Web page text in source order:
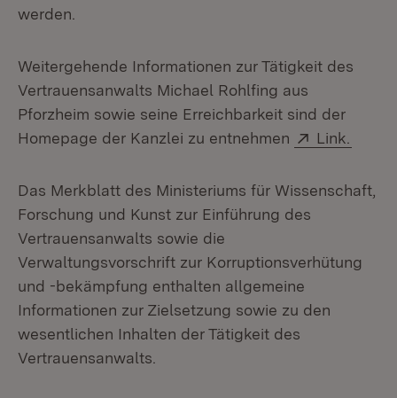
werden.
Weitergehende Informationen zur Tätigkeit des
Vertrauensanwalts Michael Rohlfing aus
Pforzheim sowie seine Erreichbarkeit sind der
Homepage der Kanzlei zu entnehmen
Extern:
Link.
Das Merkblatt des Ministeriums für Wissenschaft,
Forschung und Kunst zur Einführung des
Vertrauensanwalts sowie die
Verwaltungsvorschrift zur Korruptionsverhütung
und -bekämpfung enthalten allgemeine
Informationen zur Zielsetzung sowie zu den
wesentlichen Inhalten der Tätigkeit des
Vertrauensanwalts.